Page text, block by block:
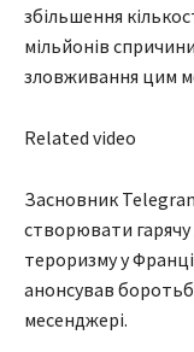
збільшення
мільйонів
зловживання цим
Related video
Засновник
створювати гарячу
тероризму у
анонсував
месенджері.